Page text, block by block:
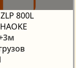
800L